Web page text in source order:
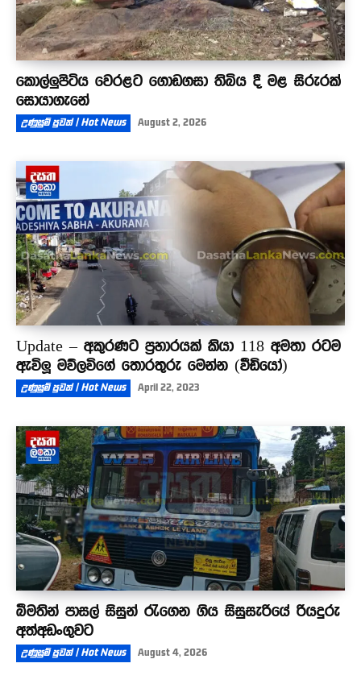
කොල්ලුපිටිය වෙරළට ගොඩගසා තිබිය දී මළ සිරුරක්
සොයාගැනේ
උණුසුම් පුවත් | Hot News August 2, 2026
Update – අකුරණට ප්‍රහාරයක් කියා 118 අමතා රටම
ඇවිලූ මව්ලවිගේ තොරතුරු මෙන්න (වීඩියෝ)
උණුසුම් පුවත් | Hot News April 22, 2023
බීමතින් පාසල් සිසුන් රැගෙන ගිය සිසුසැරියේ රියදුරු
අත්අඩංගුවට
උණුසුම් පුවත් | Hot News August 4, 2026